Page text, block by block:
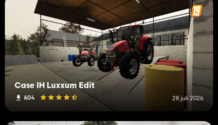
Case IH Luxxum Edit
604 28 juli 2026